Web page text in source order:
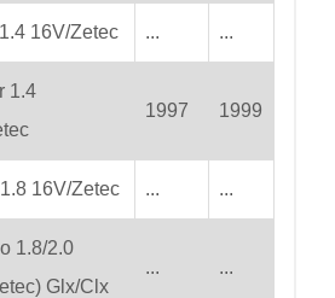
16V/Zetec ... ...
1.4
1997 1999
16V/Zetec ... ...
1.8/2.0
Glx/Clx
... ...